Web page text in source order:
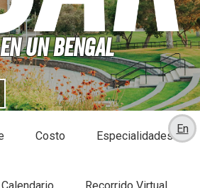
un Bengal
Costo Especialidades
En